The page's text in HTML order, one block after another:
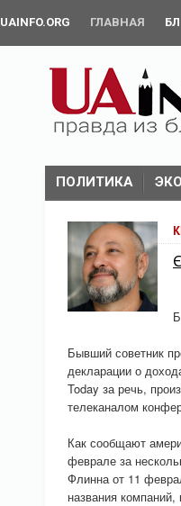
UAINFO.ORG ГЛАВНАЯ
ПОЛИТИКА
Бывший советник
декларации о
Today за речь,
телеканалом
Как сообщают
феврале за
Флинна от 11
названия